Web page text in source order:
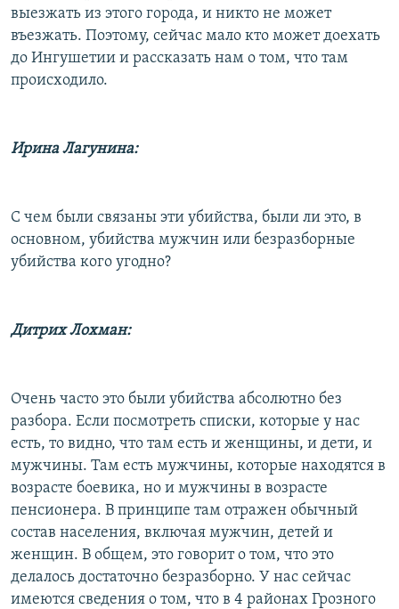
выезжать из этого города, и никто не может
въезжать. Поэтому, сейчас мало кто может доехать
до Ингушетии и рассказать нам о том, что там
происходило.
Ирина Лагунина:
С чем были связаны эти убийства, были ли это, в
основном, убийства мужчин или безразборные
убийства кого угодно?
Дитрих Лохман:
Очень часто это были убийства абсолютно без
разбора. Если посмотреть списки, которые у нас
есть, то видно, что там есть и женщины, и дети, и
мужчины. Там есть мужчины, которые находятся в
возрасте боевика, но и мужчины в возрасте
пенсионера. В принципе там отражен обычный
состав населения, включая мужчин, детей и
женщин. В общем, это говорит о том, что это
делалось достаточно безразборно. У нас сейчас
имеются сведения о том, что в 4 районах Грозного